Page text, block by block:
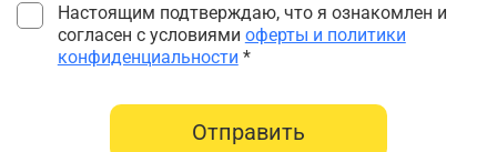
Настоящим подтверждаю, что я ознакомлен и
согласен с условиями оферты и политики
конфиденциальности *
Отправить